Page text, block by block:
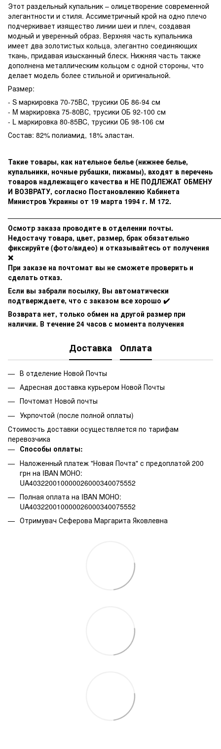
Этот раздельный купальник – олицетворение современной
элегантности и стиля. Ассиметричный крой на одно плечо
подчеркивает изящество линии шеи и плеч, создавая
модный и уверенный образ. Верхняя часть купальника
имеет два золотистых кольца, элегантно соединяющих
ткань, придавая изысканный блеск. Нижняя часть также
дополнена металлическим кольцом с одной стороны, что
делает модель более стильной и оригинальной.
Размер:
- S маркировка 70-75ВС, трусики ОБ 86-94 см
- M маркировка 75-80ВС, трусики ОБ 92-100 см
- L маркировка 80-85BC, трусики ОБ 98-106 см
Состав: 82% полиамид, 18% эластан.
Такие товары, как нательное белье (нижнее белье,
купальники, ночные рубашки, пижамы), входят в перечень
товаров надлежащего качества и НЕ ПОДЛЕЖАТ ОБМЕНУ
И ВОЗВРАТУ, согласно Постановлению Кабинета
Министров Украины от 19 марта 1994 г. М 172.
Осмотр заказа проводите в отделении почты.
Недостачу товара, цвет, размер, брак обязательно
фиксируйте (фото/видео) и отказывайтесь от получения
❌
При заказе на почтомат вы не сможете проверить и
сделать отказ.
Если вы забрали посылку, Вы автоматически
подтверждаете, что с заказом все хорошо ✔️
Возврата нет, только обмен на другой размер при
наличии. В течение 24 часов с момента получения
Доставка Оплата
В отделение Новой Почты
Адресная доставка курьером Новой Почты
Почтомат Новой почты
Укрпочтой (после полной оплаты)
Стоимость доставки осуществляется по тарифам
перевозчика
Способы оплаты:
Наложенный платеж "Новая Почта" с предоплатой 200
грн на IBAN МОНО:
UA403220010000026000340075552
Полная оплата на IBAN МОНО:
UA403220010000026000340075552
Отримувач Сеферова Маргарита Яковлевна